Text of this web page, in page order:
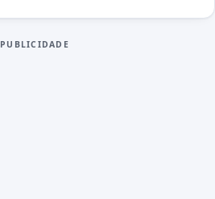
PUBLICIDADE